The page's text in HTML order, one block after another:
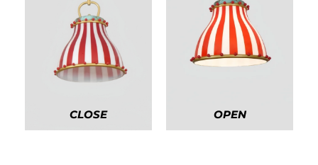
CLOSE OPEN